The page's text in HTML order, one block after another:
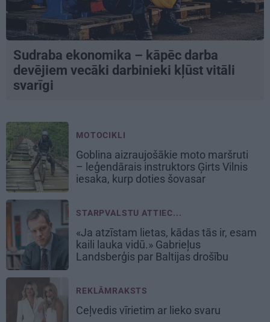
Sudraba ekonomika – kāpēc darba
devējiem vecāki darbinieki kļūst vitāli
svarīgi
MOTOCIKLI
Goblina aizraujošākie moto maršruti
– leģendārais instruktors Ģirts Vilnis
iesaka, kurp doties šovasar
STARPVALSTU ATTIEC...
«Ja atzīstam lietas, kādas tās ir, esam
kaili lauka vidū.» Gabrieļus
Landsberģis par Baltijas drošību
REKLĀMRAKSTS
Ceļvedis vīrietim ar lieko svaru